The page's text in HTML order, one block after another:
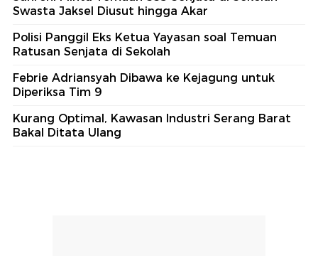
Swasta Jaksel Diusut hingga Akar
Polisi Panggil Eks Ketua Yayasan soal Temuan
Ratusan Senjata di Sekolah
Febrie Adriansyah Dibawa ke Kejagung untuk
Diperiksa Tim 9
Kurang Optimal, Kawasan Industri Serang Barat
Bakal Ditata Ulang